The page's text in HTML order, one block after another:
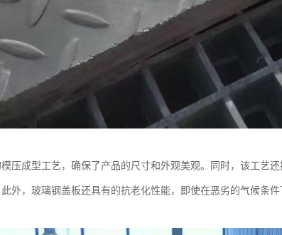
压成型工艺，确保了产品的尺寸和外观美观。同时，该工艺还
外，玻璃钢盖板还具有的抗老化性能，即使在恶劣的气候条